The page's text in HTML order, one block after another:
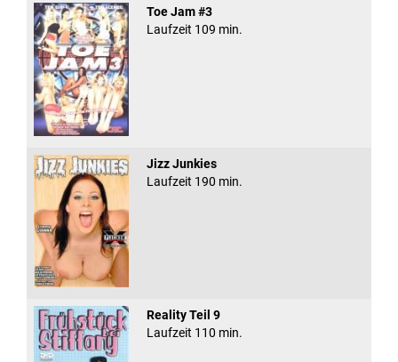
Toe Jam #3
Laufzeit 109 min.
Jizz Junkies
Laufzeit 190 min.
Reality Teil 9
Laufzeit 110 min.